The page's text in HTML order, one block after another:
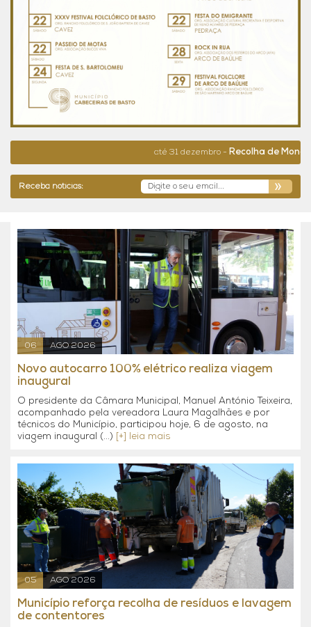
até 31 dezembro -Recolha de Monos e Resíduos
Receba notícias:
06 AGO 2026
Novo autocarro 100% elétrico realiza viagem
inaugural
O presidente da Câmara Municipal, Manuel António Teixeira,
acompanhado pela vereadora Laura Magalhães e por
técnicos do Município, participou hoje, 6 de agosto, na
viagem inaugural (...)
[+] leia mais
05 AGO 2026
Município reforça recolha de resíduos e lavagem
de contentores